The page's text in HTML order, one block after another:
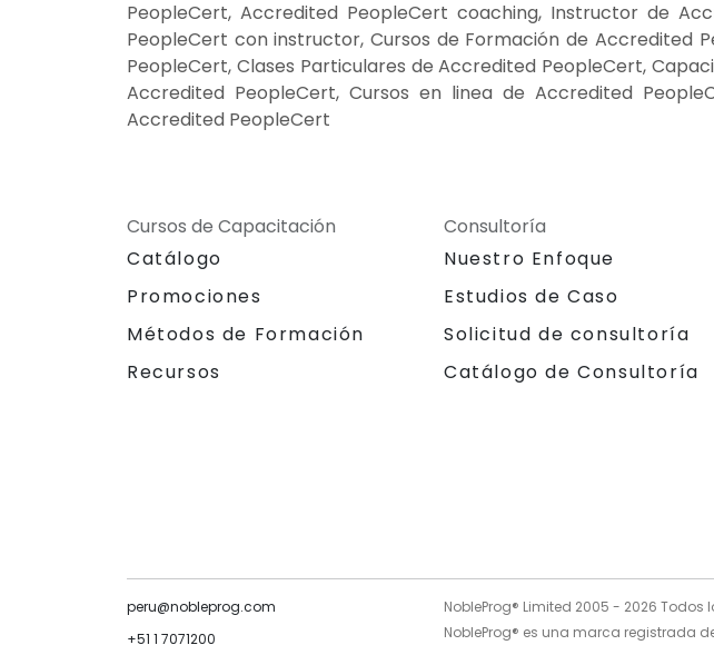
PeopleCert, Accredited PeopleCert coaching, Instructor de
PeopleCert con instructor, Cursos de Formación de Accredited
PeopleCert, Clases Particulares de Accredited PeopleCert,
Accredited PeopleCert, Cursos en linea de Accredited
Accredited PeopleCert
Cursos de Capacitación
Catálogo
Promociones
Métodos de Formación
Recursos
Consultoría
Nuestro Enfoque
Estudios de Caso
Solicitud de consultoría
Catálogo de Consultoría
peru@nobleprog.com
+51 1 7071200
NobleProg® Limited 2005 - 2026 Todos
NobleProg® es una marca registrada